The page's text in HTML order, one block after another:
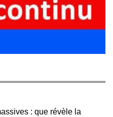
: que révèle la